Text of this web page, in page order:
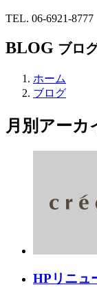
TEL. 06-6921-8777
BLOG ブロ
ホーム
ブログ
月別アーカ
HPリニュ